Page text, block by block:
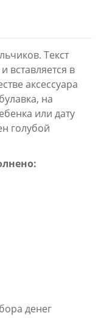
Текст
вставляется в
аксессуара
на
или дату
голубой
денег